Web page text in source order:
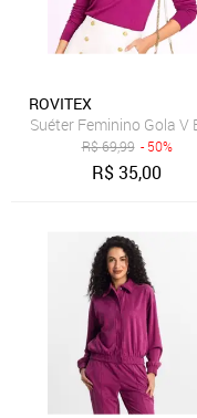
ROVITEX
Suéter Feminino Gola V
R$69,99 - 50%
R$35,00